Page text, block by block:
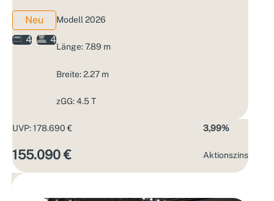
Neu
4
4
Modell 2026
Länge: 7.89 m
Breite: 2.27 m
zGG: 4.5 T
UVP: 178.690 €
155.090 €
3,99%
Aktions­zins